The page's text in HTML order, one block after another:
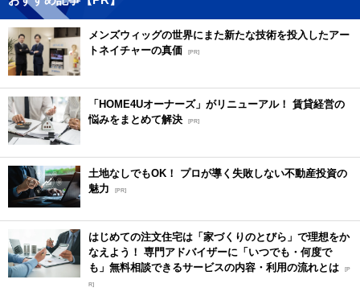
メンズウィッグの世界にまた新たな技術を投入したアー
トネイチャーの真価 [PR]
「HOME4Uオーナーズ」がリニューアル！ 賃貸経営の
悩みをまとめて解決 [PR]
土地なしでもOK！ プロが導く失敗しない不動産投資の
魅力
[PR]
はじめての注文住宅は「家づくりのとびら」で理想をか
なえよう！ 専門アドバイザーに「いつでも・何度で
も」無料相談できるサービスの内容・利用の流れとは [P
R]